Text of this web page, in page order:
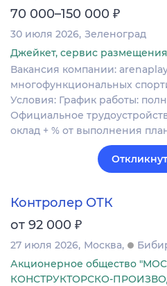
70 000–150 000 ₽
30 июля 2026 Зеленоград
Джейкет, сервис
Вакансия компании:
многофункциональных
Условия: График работы:
Официальное
оклад + % от выполнения
Контролер ОТК
от 92 000 ₽
27 июля 2026 Москва
Акционерное общество
КОНСТРУКТОРСКО-